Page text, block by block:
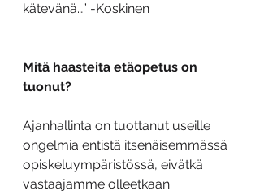
kätevänä…” -Koskinen
Mitä haasteita etäopetus on
tuonut?
Ajanhallinta on tuottanut useille
ongelmia entistä itsenäisemmässä
opiskeluympäristössä, eivätkä
vastaajamme olleetkaan